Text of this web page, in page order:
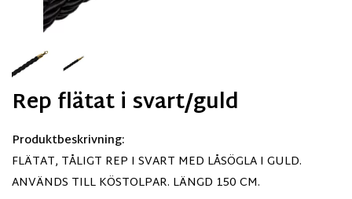
Rep flätat i svart/guld
Produktbeskrivning:
FLÄTAT, TÅLIGT REP I SVART MED LÅSÖGLA I GULD.
ANVÄNDS TILL KÖSTOLPAR. LÄNGD 150 CM.